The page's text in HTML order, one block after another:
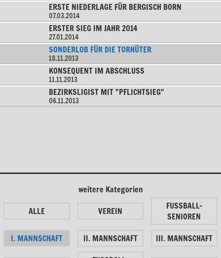
ERSTE NIEDERLAGE FÜR BERGISCH BORN
07.03.2014
ERSTER SIEG IM JAHR 2014
27.01.2014
SONDERLOB FÜR DIE TORHÜTER
18.11.2013
KONSEQUENT IM ABSCHLUSS
11.11.2013
BEZIRKSLIGIST MIT "PFLICHTSIEG"
06.11.2013
weitere Kategorien
ALLE
VEREIN
FUSSBALL-
SENIOREN
I. MANNSCHAFT
II. MANNSCHAFT
III. MANNSCHAFT